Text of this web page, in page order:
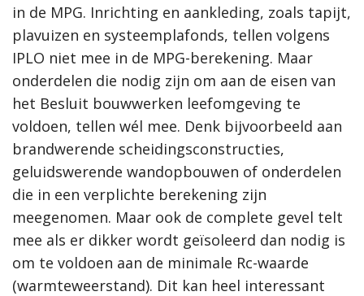
in de MPG. Inrichting en aankleding, zoals tapijt,
plavuizen en systeemplafonds, tellen volgens
IPLO niet mee in de MPG-berekening. Maar
onderdelen die nodig zijn om aan de eisen van
het Besluit bouwwerken leefomgeving te
voldoen, tellen wél mee. Denk bijvoorbeeld aan
brandwerende scheidingsconstructies,
geluidswerende wandopbouwen of onderdelen
die in een verplichte berekening zijn
meegenomen. Maar ook de complete gevel telt
mee als er dikker wordt geïsoleerd dan nodig is
om te voldoen aan de minimale Rc-waarde
(warmteweerstand). Dit kan heel interessant